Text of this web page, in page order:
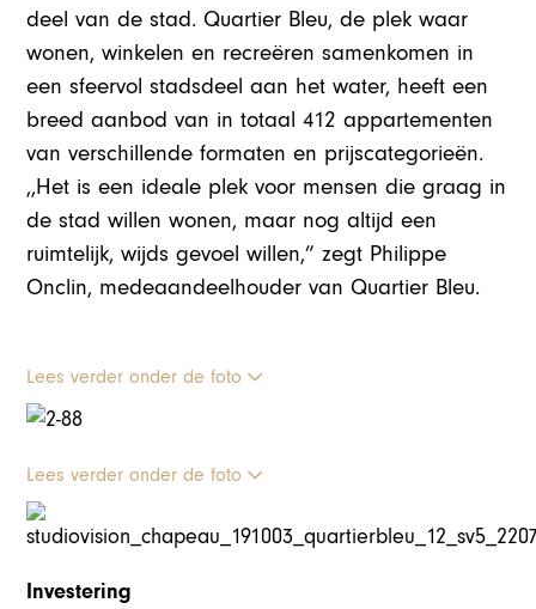
deel van de stad. Quartier Bleu, de plek waar
wonen, winkelen en recreëren samenkomen in
een sfeervol stadsdeel aan het water, heeft een
breed aanbod van in totaal 412 appartementen
van verschillende formaten en prijscategorieën.
,,Het is een ideale plek voor mensen die graag in
de stad willen wonen, maar nog altijd een
ruimtelijk, wijds gevoel willen,” zegt Philippe
Onclin, medeaandeelhouder van Quartier Bleu.
Lees verder onder de foto
Lees verder onder de foto
Investering